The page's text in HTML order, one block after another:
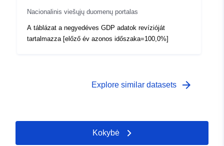
Nacionalinis viešųjų duomenų portalas
A táblázat a negyedéves GDP adatok revízióját
tartalmazza [előző év azonos időszaka=100,0%]
Explore similar datasets arrow_forward
Kokybė